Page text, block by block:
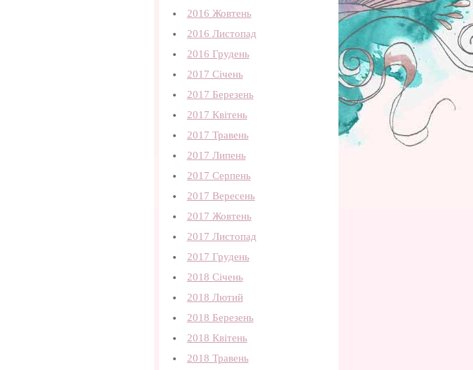
2016 Жовтень
2016 Листопад
2016 Грудень
2017 Січень
2017 Березень
2017 Квітень
2017 Травень
2017 Липень
2017 Серпень
2017 Вересень
2017 Жовтень
2017 Листопад
2017 Грудень
2018 Січень
2018 Лютий
2018 Березень
2018 Квітень
2018 Травень